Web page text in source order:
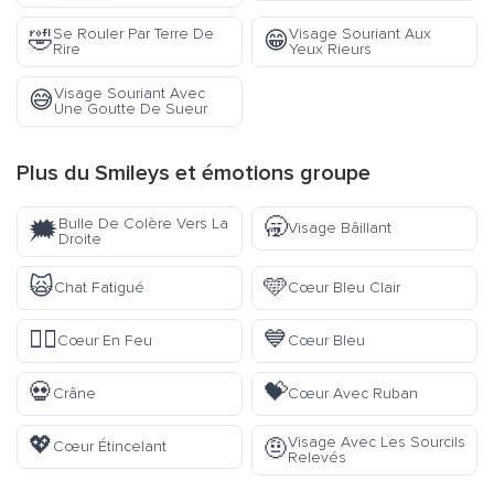
🤣Se Rouler Par Terre De
Rire
😁Visage Souriant Aux
Yeux Rieurs
😅Visage Souriant Avec
Une Goutte De Sueur
Plus du Smileys et émotions groupe
🗯️Bulle De Colère Vers La
Droite
🥱Visage Bâillant
🙀Chat Fatigué 🩵Cœur Bleu Clair
❤️‍🔥Cœur En Feu 💙Cœur Bleu
💀Crâne 💝Cœur Avec Ruban
💖Cœur Étincelant 🤨Visage Avec Les Sourcils
Relevés